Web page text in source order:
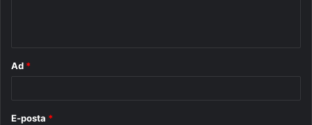
Ad *
E-posta *